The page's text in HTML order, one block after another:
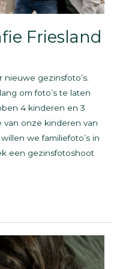
Friesland
gezinsfoto’s.
om foto’s te laten
4 kinderen en 3
onze kinderen van
we familiefoto’s in
een gezinsfotoshoot